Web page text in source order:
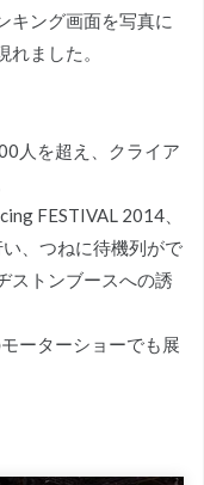
キング画面を写真に
ました。
人を超え、クライア
FESTIVAL 2014、
、つねに待機列がで
ストンブースへの誘
ーターショーでも展